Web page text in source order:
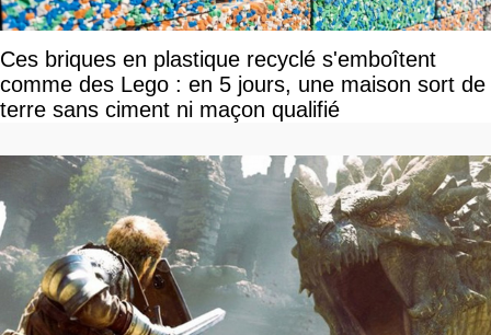
Ces briques en plastique recyclé s'emboîtent
comme des Lego : en 5 jours, une maison sort de
terre sans ciment ni maçon qualifié